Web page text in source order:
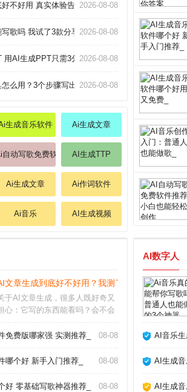
不好用 真实体验告诉你答案_
2026-08-08
歌吗 我试了3款分享心得_2026-08-08
用AI生成PPT只需3分钟_2026-08-08
么用？3个步骤写出原创爆款_
2026-08-08
生成音乐软件 Ai生成文章
自动写歌免费软件 AI生成TTP
Ai生成文章 Ai作词软件
Ai音乐 AI生成视频
文章生成到底好不好用？我测了10个工具告诉你
于AI文章生成，很多人既好奇又
心：它写的东西能看吗？会不会
用，我实测了市面上主流工具，
大幅提升写作效率。关键在于理
免费版哪家强 实测推荐_ 08-08
哪个好 新手入门推荐_ 08-08
好 零基础写歌神器推荐_ 08-08
AI数字人
AI音乐生
AI生成音
AI生成音